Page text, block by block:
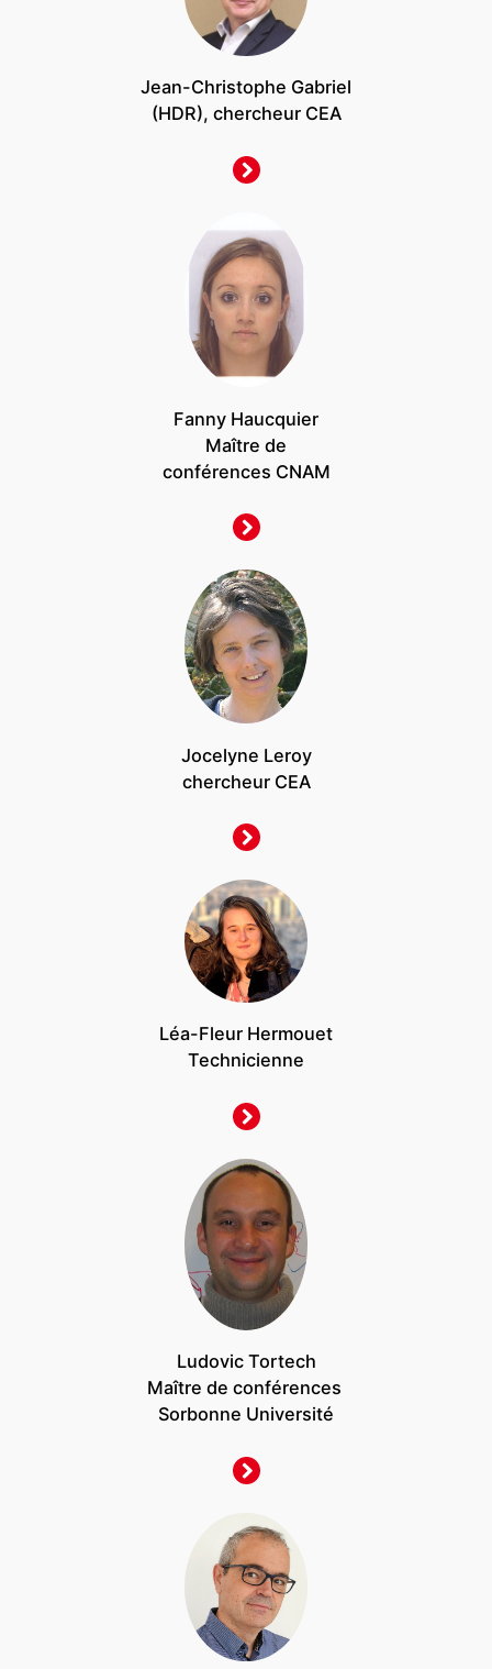
Jean-Christophe Gabriel
(HDR), chercheur CEA
Fanny Haucquier
Maître de
conférences CNAM
Jocelyne Leroy
chercheur CEA
Léa-Fleur Hermouet
Technicienne
Ludovic Tortech
Maître de conférences
Sorbonne Université